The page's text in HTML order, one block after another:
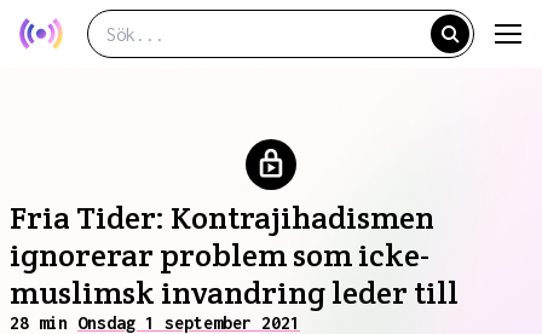
Fria Tider: Kontrajihadismen
ignorerar problem som icke-
muslimsk invandring leder till
28 min Onsdag 1 september 2021